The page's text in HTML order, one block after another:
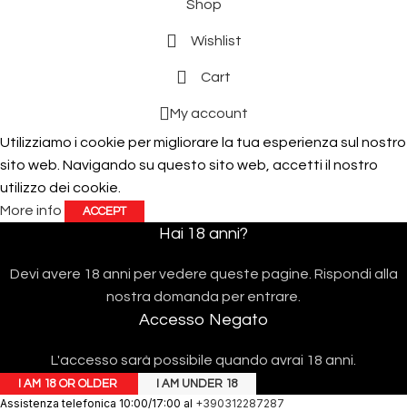
Shop
Wishlist
Cart
My account
Utilizziamo i cookie per migliorare la tua esperienza sul nostro
sito web. Navigando su questo sito web, accetti il ​​nostro
utilizzo dei cookie.
More info
ACCEPT
Hai 18 anni?
Devi avere 18 anni per vedere queste pagine. Rispondi alla
nostra domanda per entrare.
Accesso Negato
L'accesso sarà possibile quando avrai 18 anni.
I AM 18 OR OLDER I AM UNDER 18
Assistenza telefonica 10:00/17:00 al +390312287287